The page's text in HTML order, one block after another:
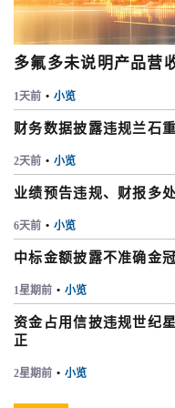
多氟多未说明产品营
1天前 • 小览
财务数据披露违规兰石
2天前 • 小览
业绩预告违规、财报多
6天前 • 小览
中标金额披露不准确金
1星期前 • 小览
资金占用信披违规世纪
正
2星期前 • 小览